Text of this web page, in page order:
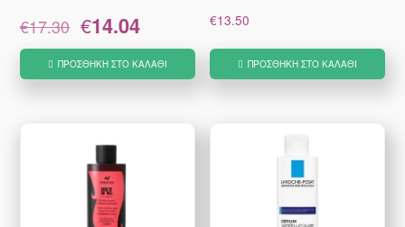
€17.30
Original
price
was:
€17.30.
€14.04
τιμή
είναι:
ΠΡΟΣΘΉΚΗ ΣΤΟ ΚΑΛΆΘΙ
€13.50
ΠΡΟΣΘΉΚΗ ΣΤΟ ΚΑΛΆΘΙ